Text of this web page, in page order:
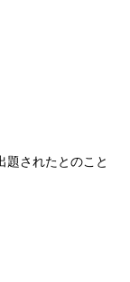
されたとのこと